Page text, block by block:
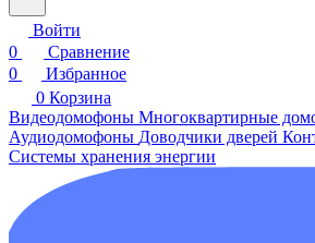
Войти
0
Сравнение
0
Избранное
0 Корзина
Видеодомофоны Многоквартирные
Аудиодомофоны Доводчики дверей
Системы хранения энергии